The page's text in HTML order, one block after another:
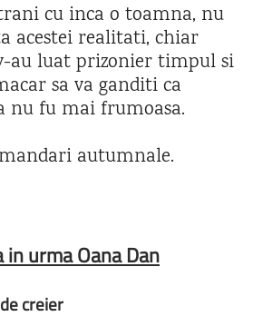
cu inca o toamna, nu
acestei realitati, chiar
au luat prizonier timpul si
sa va ganditi ca
nu fu mai frumoasa.
autumnale.
in urma Oana Dan
creier